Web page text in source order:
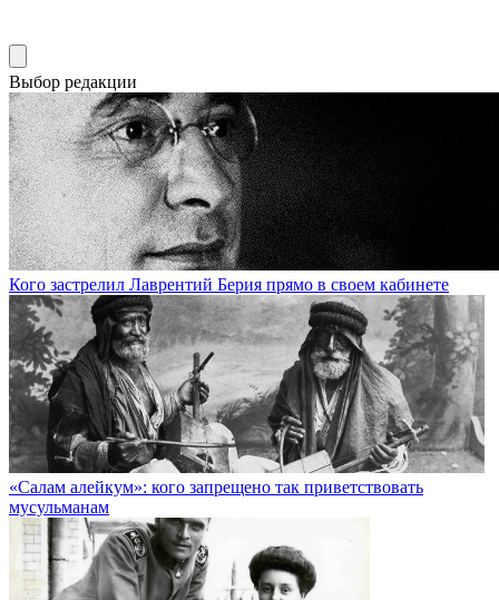
Выбор редакции
Кого застрелил Лаврентий Берия прямо в своем кабинете
«Салам алейкум»: кого запрещено так приветствовать
мусульманам